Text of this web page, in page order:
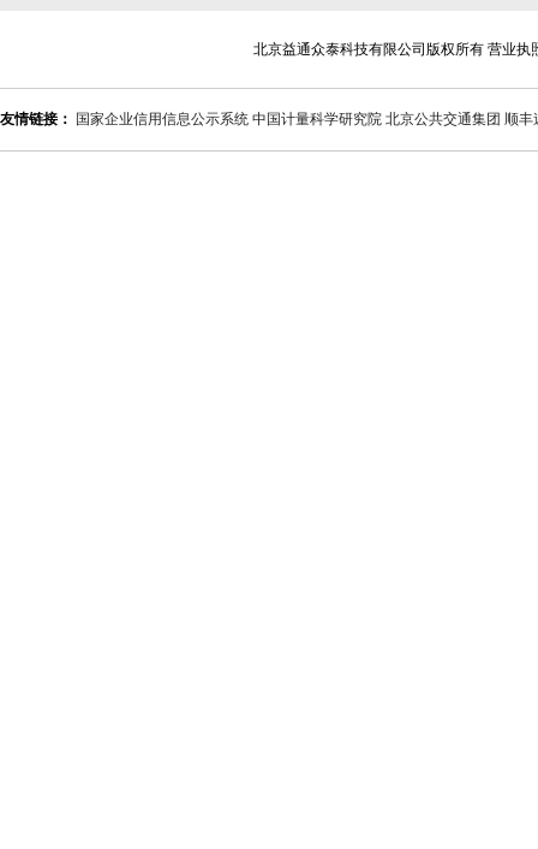
北京益通众泰科技有限公司版权所有 营业执
友情链接： 国家企业信用信息公示系统 中国计量科学研究院 北京公共交通集团 顺丰